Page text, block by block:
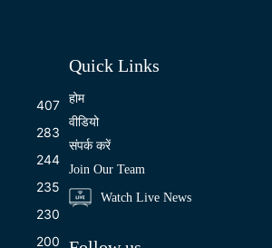
407
283
244
235
230
200
Quick Links
होम
वीडियो
संपर्क करें
Join Our Team
Watch Live News